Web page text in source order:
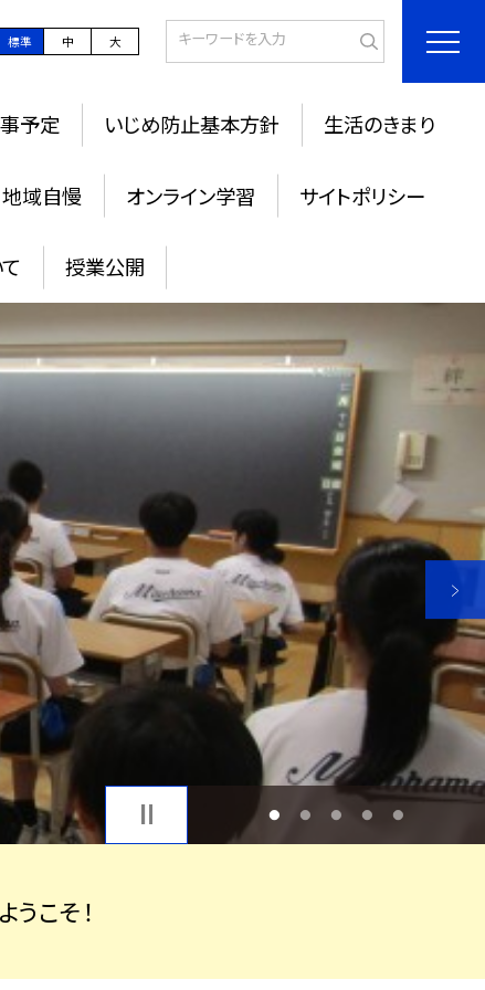
標準 中 大
予定 いじめ防止基本方針 生活のきまり
地域自慢 オンライン学習 サイトポリシー
授業公開
1 2 3 4 5
こそ！